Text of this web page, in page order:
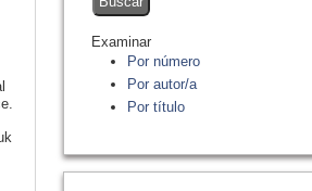
Examinar
Por número
Por autor/a
Por título